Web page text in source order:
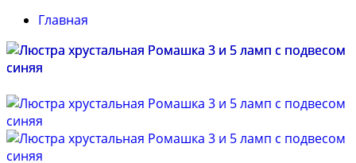
Главная